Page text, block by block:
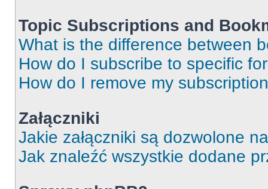
Topic Subscriptions and
What is the difference between
How do I subscribe to specific
How do I remove my
Załączniki
Jakie załączniki są dozwolone
Jak znaleźć wszystkie dodane